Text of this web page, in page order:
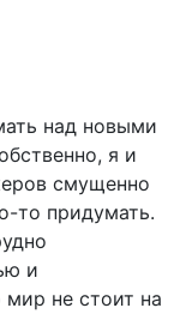
над новыми
я и
смущенно
то придумать.
и
не стоит на